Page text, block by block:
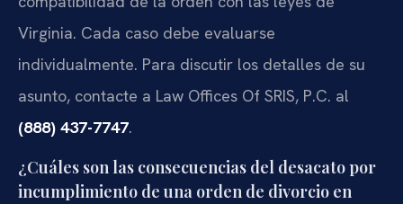
Virginia. Cada caso debe evaluarse
individualmente. Para discutir los detalles de su
asunto, contacte a Law Offices Of SRIS, P.C. al
(888) 437-7747.
¿Cuáles son las consecuencias del desacato por
incumplimiento de una orden de divorcio en